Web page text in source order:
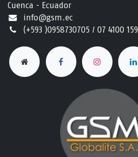
Cuenca - Ecuador
info@gsm.ec​
(+593 )0958730705 / 07 4100 159